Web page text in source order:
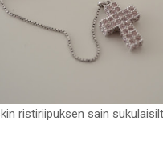
ristiriipuksen sain